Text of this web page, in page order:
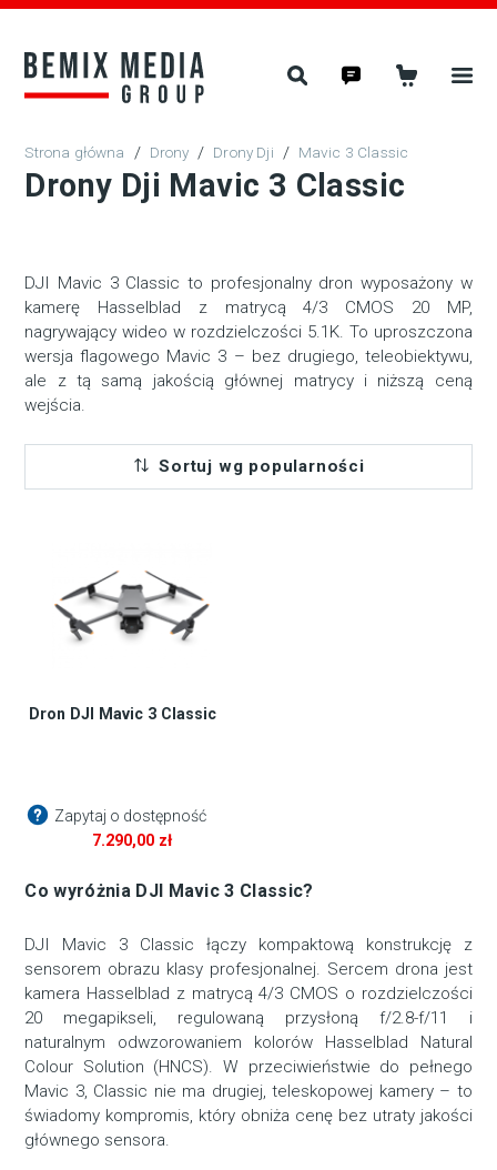
/ Drony / Drony Dji / Mavic 3 Classic
Drony Dji Mavic 3 Classic
DJI Mavic 3 Classic to profesjonalny dron wyposażony w
kamerę Hasselblad z matrycą 4/3 CMOS 20 MP,
nagrywający wideo w rozdzielczości 5.1K. To uproszczona
wersja flagowego Mavic 3 – bez drugiego, teleobiektywu,
ale z tą samą jakością głównej matrycy i niższą ceną
wejścia.
Sortuj wg popularności
Dron DJI Mavic 3 Classic
Zapytaj o dostępność
7.290,00 zł
Co wyróżnia DJI Mavic 3 Classic?
DJI Mavic 3 Classic łączy kompaktową konstrukcję z
sensorem obrazu klasy profesjonalnej. Sercem drona jest
kamera Hasselblad z matrycą 4/3 CMOS o rozdzielczości
20 megapikseli, regulowaną przysłoną f/2.8-f/11 i
naturalnym odwzorowaniem kolorów Hasselblad Natural
Colour Solution (HNCS). W przeciwieństwie do pełnego
Mavic 3, Classic nie ma drugiej, teleskopowej kamery – to
świadomy kompromis, który obniża cenę bez utraty jakości
głównego sensora.